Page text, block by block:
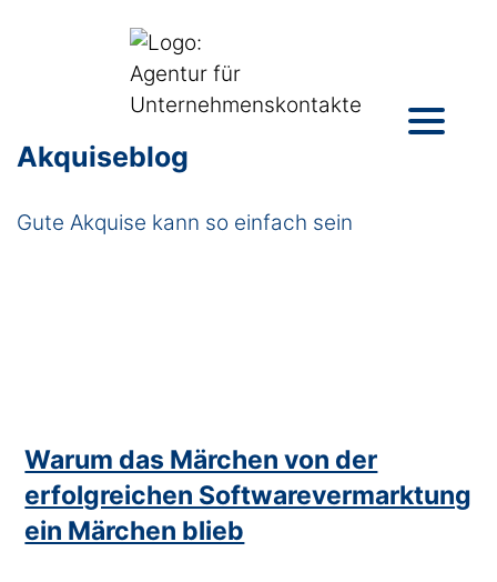
Akquiseblog
Gute Akquise kann so einfach sein
Warum das Märchen von der
erfolgreichen Softwarevermarktung
ein Märchen blieb